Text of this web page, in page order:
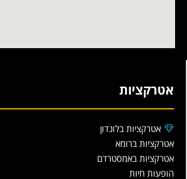
אטרקציות
אטרקציות בלונדון
אטרקציות ברומא
אטרקציות באמסטרדם
הופעות חיות